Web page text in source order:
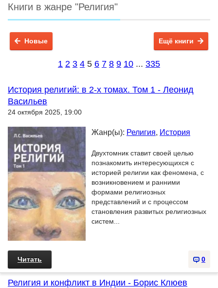
Книги в жанре "Религия"
Новые Ещё книги
1 2 3 4 5 6 7 8 9 10 ... 335
История религий: в 2-х томах. Том 1 - Леонид
Васильев
24 октября 2025, 19:00
Жанр(ы): Религия, История
Двухтомник ставит своей целью
познакомить интересующихся с
историей религии как феномена, с
возникновением и ранними
формами религиозных
представлений и с процессом
становления развитых религиозных
систем...
0
Читать
Религия и конфликт в Индии - Борис Клюев